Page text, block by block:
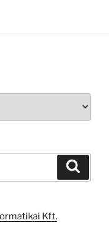
Kft.